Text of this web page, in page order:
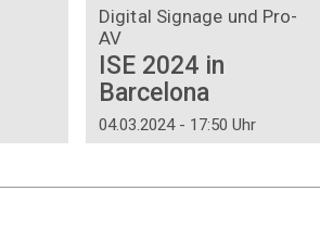
Digital Signage und Pro-
AV
ISE 2024 in
Barcelona
04.03.2024 - 17:50 Uhr